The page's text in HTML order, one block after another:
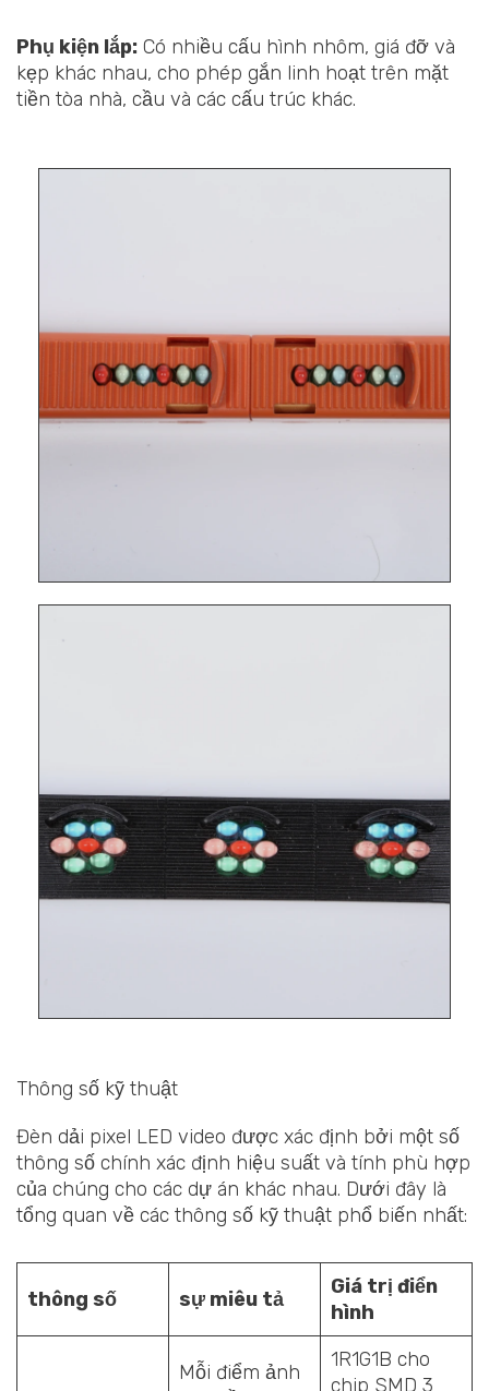
Phụ kiện lắp: Có nhiều cấu hình nhôm, giá đỡ và
kẹp khác nhau, cho phép gắn linh hoạt trên mặt
tiền tòa nhà, cầu và các cấu trúc khác.
Thông số kỹ thuật
Đèn dải pixel LED video được xác định bởi một số
thông số chính xác định hiệu suất và tính phù hợp
của chúng cho các dự án khác nhau. Dưới đây là
tổng quan về các thông số kỹ thuật phổ biến nhất:
thông số sự miêu tả
Giá trị điển
hình
Mỗi điểm ảnh
1R1G1B cho
chip SMD 3